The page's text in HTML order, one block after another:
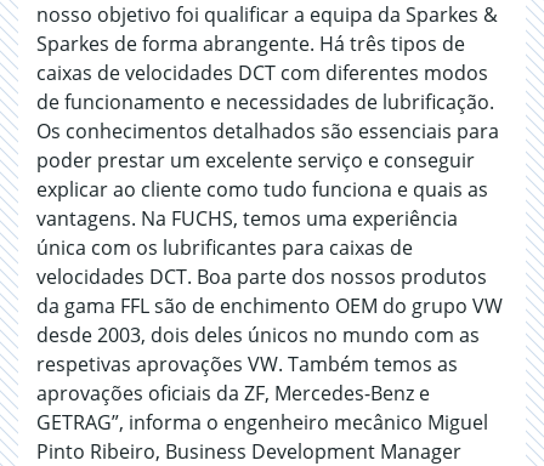
nosso objetivo foi qualificar a equipa da Sparkes &
Sparkes de forma abrangente. Há três tipos de
caixas de velocidades DCT com diferentes modos
de funcionamento e necessidades de lubrificação.
Os conhecimentos detalhados são essenciais para
poder prestar um excelente serviço e conseguir
explicar ao cliente como tudo funciona e quais as
vantagens. Na FUCHS, temos uma experiência
única com os lubrificantes para caixas de
velocidades DCT. Boa parte dos nossos produtos
da gama FFL são de enchimento OEM do grupo VW
desde 2003, dois deles únicos no mundo com as
respetivas aprovações VW. Também temos as
aprovações oficiais da ZF, Mercedes-Benz e
GETRAG”, informa o engenheiro mecânico Miguel
Pinto Ribeiro, Business Development Manager